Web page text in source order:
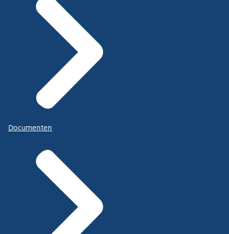
Documenten